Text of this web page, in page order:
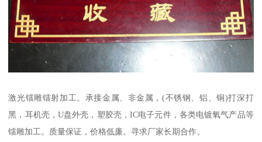
激光镭雕镭射加工。承接金属、非金属，(不锈钢、铝、铜)打深打
黑，耳机壳，U盘外壳，塑胶壳，IC电子元件，各类电镀氧气产品等
镭雕加工。质量保证，价格低廉。寻求厂家长期合作。